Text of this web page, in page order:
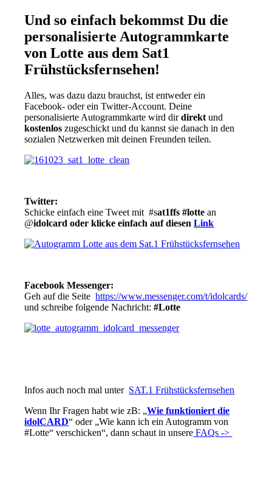
Und so einfach bekommst Du die
personalisierte Autogrammkarte
von Lotte aus dem Sat1
Frühstücksfernsehen!
Alles, was dazu dazu brauchst, ist entweder ein
Facebook- oder ein Twitter-Account. Deine
personalisierte Autogrammkarte wird dirdirekt und
kostenlos zugeschickt und du kannst sie danach in den
sozialen Netzwerken mit deinen Freunden teilen.
Twitter:
Schicke einfach eine Tweet mit #sat1ffs #lotte an
@idolcard oder klicke einfach auf diesenLink
Facebook Messenger:
Geh auf die Seitehttps://www.messenger.com/t/idolcards/
und schreibe folgende Nachricht: #Lotte
Infos auch noch mal unter SAT.1 Frühstücksfernsehen
Wenn Ihr Fragen habt wie zB: „Wie funktioniert die
idolCARD“ oder „Wie kann ich ein Autogramm von
#Lotte“ verschicken“, dann schaut in unsere FAQs ->